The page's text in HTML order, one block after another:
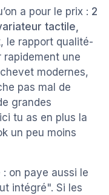
a pour le prix : 2
tactile,
le rapport qualité-
rapidement une
modernes,
pas mal de
grandes
tu as en plus la
un peu moins
on paye aussi le
intégré". Si les